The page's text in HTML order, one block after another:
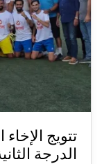
تتويج
الدرجة الثانية